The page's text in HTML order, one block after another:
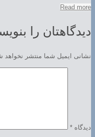
Read more
دیدگاهتان را
نشانی ایمیل شما منتشر نخواهد
دیدگاه *